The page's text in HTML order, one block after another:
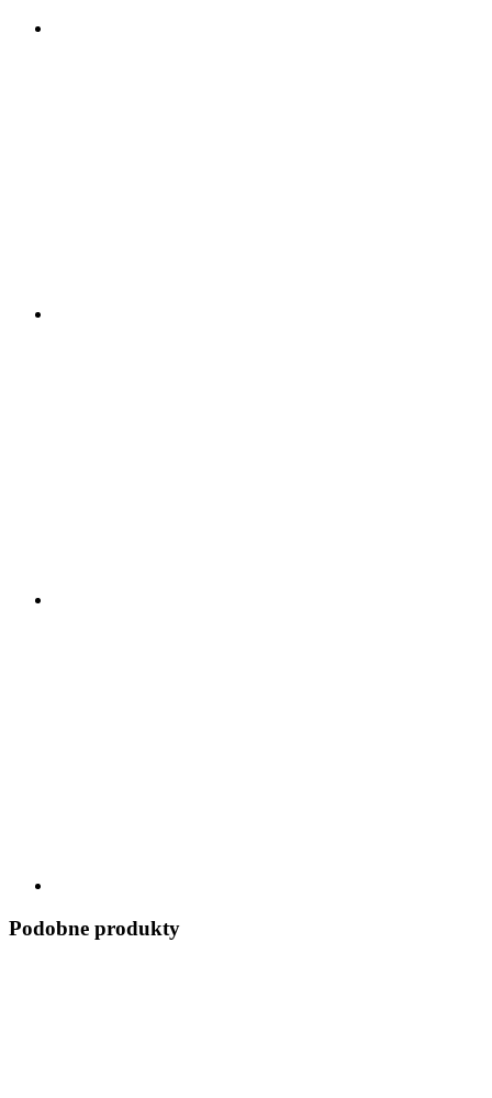
Podobne produkty